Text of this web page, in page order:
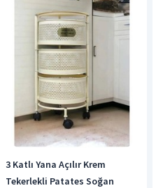
3 Katlı Yana Açılır Krem
Tekerlekli Patates Soğan